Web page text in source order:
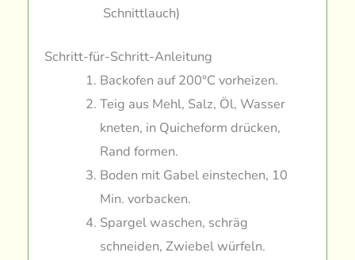
Schnittlauch)
Schritt-für-Schritt-Anleitung
Backofen auf 200°C vorheizen.
Teig aus Mehl, Salz, Öl, Wasser
kneten, in Quicheform drücken,
Rand formen.
Boden mit Gabel einstechen, 10
Min. vorbacken.
Spargel waschen, schräg
schneiden, Zwiebel würfeln.